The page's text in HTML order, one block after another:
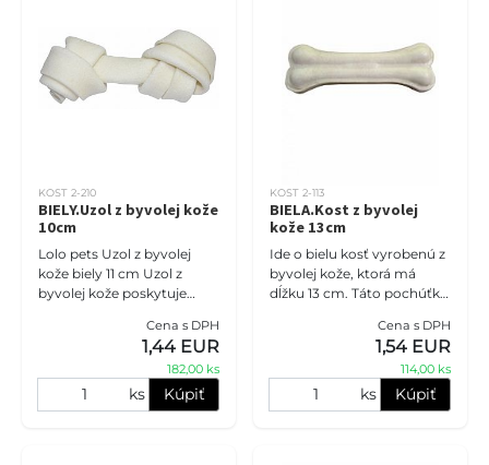
KOST 2-210
BIELY.Uzol z byvolej kože
10cm
Lolo pets Uzol z byvolej
kože biely 11 cm Uzol z
byvolej kože poskytuje
vášho štvornohého
miláčika. Je vhodný pre
Cena s DPH
1,44 EUR
182,00 ks
ks Kúpiť
KOST 2-113
BIELA.Kost z byvolej
kože 13cm
Ide o bielu kosť vyrobenú z
byvolej kože, ktorá má
dĺžku 13 cm. Táto pochúťka
prírodná a pomáha čistiť
zuby psíka. Ak máte do
Cena s DPH
1,54 EUR
114,00 ks
ks Kúpiť